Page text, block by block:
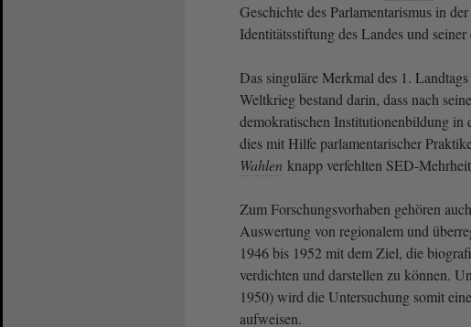
Geschichte des Parlamentarismus in
Identitätsstiftung des Landes und
Das singuläre Merkmal des 1.
Weltkrieg bestand darin, dass nach
demokratischen Institutionenbildung in
dies mit Hilfe parlamentarischer
Wahlen knapp verfehlten SED-
Zum Forschungsvorhaben gehören
Auswertung von regionalem und
1946 bis 1952 mit dem Ziel, die
verdichten und darstellen zu können.
1950) wird die Untersuchung somit
aufweisen.